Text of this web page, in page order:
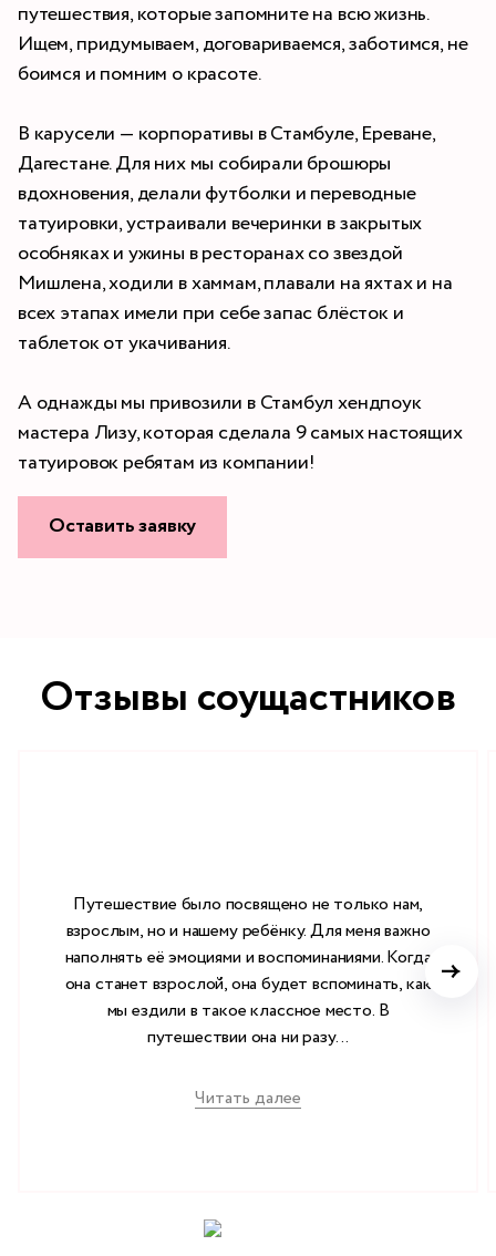
путешествия, которые запомните на всю жизнь.
Ищем, придумываем, договариваемся, заботимся, не
боимся и помним о красоте.
В карусели — корпоративы в Стамбуле, Ереване,
Дагестане. Для них мы собирали брошюры
вдохновения, делали футболки и переводные
татуировки, устраивали вечеринки в закрытых
особняках и ужины в ресторанах со звездой
Мишлена, ходили в хаммам, плавали на яхтах и на
всех этапах имели при себе запас блёсток и
таблеток от укачивания.
А однажды мы привозили в Стамбул хендпоук
мастера Лизу, которая сделала 9 самых настоящих
татуировок ребятам из компании!
Оставить заявку
Отзывы соущастников
Путешествие было посвящено не только нам,
взрослым, но и нашему ребёнку. Для меня важно
наполнять её эмоциями и воспоминаниями. Когда
она станет взрослой, она будет вспоминать, как
мы ездили в такое классное место. В
путешествии она ни разу...
Читать далее